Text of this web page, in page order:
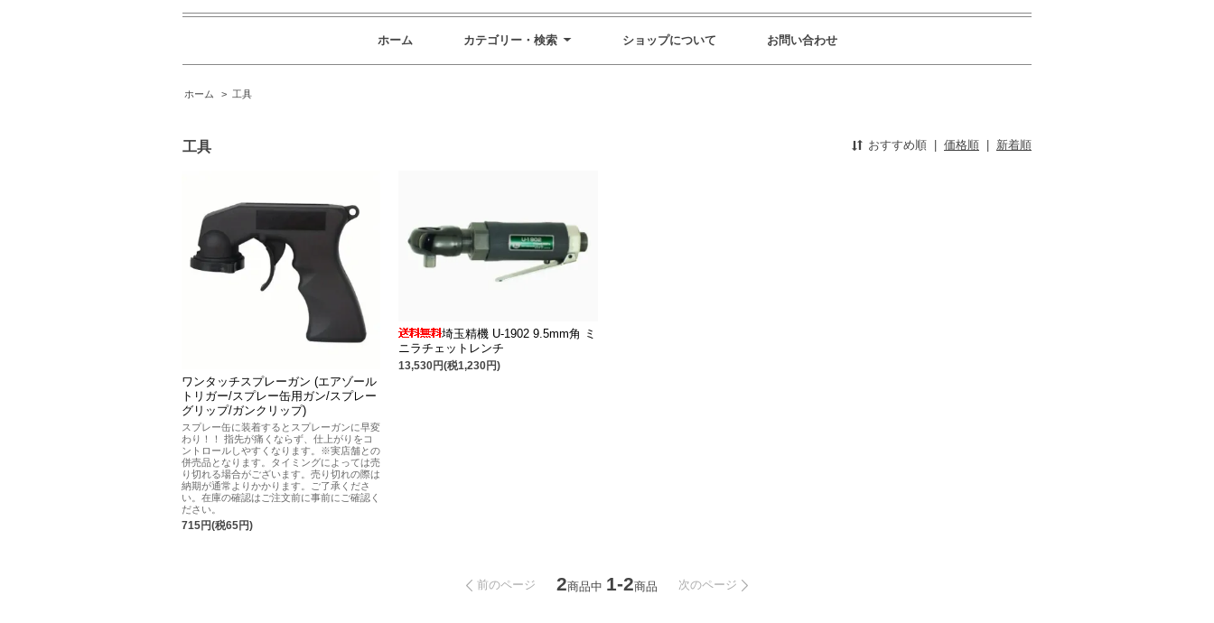
ホーム カテゴリー・検索 ショップについて お問い合わせ
ホーム > 工具
工具 おすすめ順 | 価格順 | 新着順
ワンタッチスプレーガン (エアゾール
トリガー/スプレー缶用ガン/スプレー
グリップ/ガンクリップ)
スプレー缶に装着するとスプレーガンに早変
わり！！ 指先が痛くならず、仕上がりをコ
ントロールしやすくなります。※実店舗との
併売品となります。タイミングによっては売
り切れる場合がございます。売り切れの際は
納期が通常よりかかります。ご了承くださ
い。在庫の確認はご注文前に事前にご確認く
ださい。
715円(税65円)
埼玉精機 U-1902 9.5mm角 ミ
ニラチェットレンチ
13,530円(税1,230円)
前のページ 2商品中 1-2商品 次のページ